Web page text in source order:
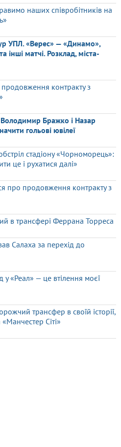
наших співробітників на
УПЛ. «Верес» — «Динамо»,
інші матчі. Розклад, міста-
контракту з
Бражко і Назар
гольові ювілеї
стадіону «Чорноморець»:
це і рухатися далі»
про продовження контракту з
в трансфері Феррана Торреса
Салаха за перехід до
«Реал» — це втілення моєї
трансфер в своїй історії,
Сіті»